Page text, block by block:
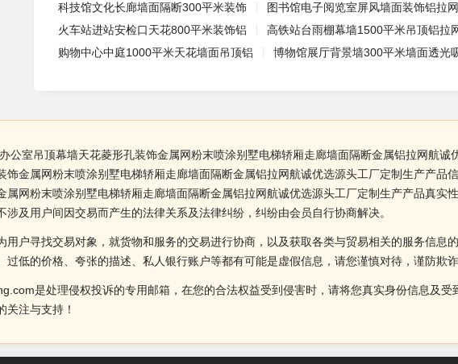
科技馆文化长廊墙面隔断300平米装饰
图书馆电子阅览室屏风墙面装饰铝拉网
火车站进站安检口天花800平米装饰铝
高铁站台雨棚幕墙1500平米吊顶铝拉
购物中心中庭1000平米天花墙面吊顶铝
博物馆展厅背景墙300平米墙面透光
公室吊顶幕墙天花菱形孔装饰金属网粉末喷涂别墅电梯轿厢走廊墙面隔断金属铝拉网航
饰金属网粉末喷涂别墅电梯轿厢走廊墙面隔断金属铝拉网航诚优选源头工厂定制生产产品
属网粉末喷涂别墅电梯轿厢走廊墙面隔断金属铝拉网航诚优选源头工厂定制生产产品真实
涉及用户间因交易而产生的法律关系及法律纠纷，纠纷由会员自行协商解决。
用户寻找交易对象，就货物和服务的交易进行协商，以及获取各类与贸易相关的服务信息
过低的价格、夸张的描述、私人银行账户等都有可能是虚假信息，请您谨慎对待，谨防欺
是处理侵权投诉的专用邮箱，在您的合法权益受到侵害时，请将您真实身份信息及
关注与支持！